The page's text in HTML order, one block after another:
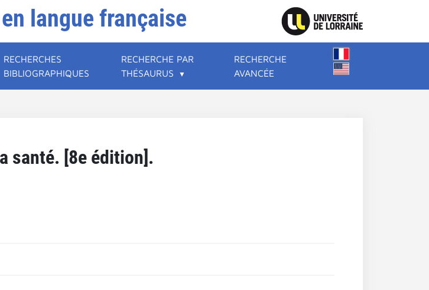
langue française
RECHERCHES
BIBLIOGRAPHIQUES
RECHERCHE PAR
THÉSAURUS
RECHERCHE
AVANCÉE
santé. [8e édition].